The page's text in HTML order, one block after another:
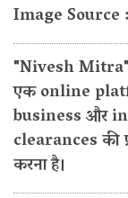
Image Source
"Nivesh Mitra"
एक online
business और
clearances की
करना है।